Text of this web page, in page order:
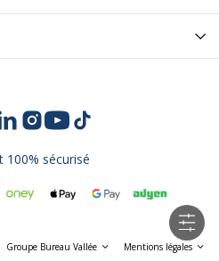
100% sécurisé
Groupe Bureau Vallée Mentions légales